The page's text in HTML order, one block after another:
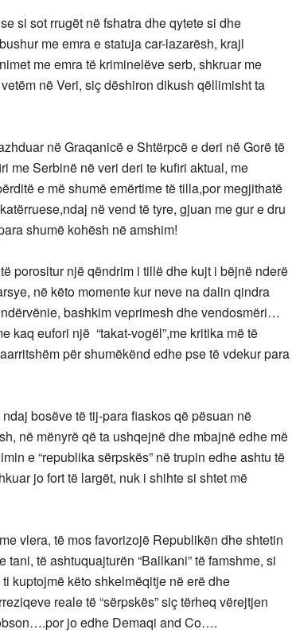
si sot rrugët në fshatra dhe qytete si dhe
me emra e statuja car-lazarësh, krajl
me emra të kriminelëve serb, shkruar me
në Veri, siç dëshiron dikush qëllimisht ta
në Graqanicë e Shtërpcë e deri në Gorë të
me Serbinë në veri deri te kufiri aktual, me
e më shumë emërtime të tilla,por megjithatë
në vend të tyre, gjuan me gur e dru
shumë kohësh në amshim!
porositur një qëndrim i tillë dhe kujt i bëjnë nderë
në këto momente kur neve na dalin qindra
bashkim veprimesh dhe vendosmëri…
kaq eufori një “takat-vogël”,me kritika më të
për shumëkënd edhe pse të vdekur para
bosëve të tij-para fiaskos që pësuan në
në mënyrë që ta ushqejnë dhe mbajnë edhe më
e “republika sërpskës” në trupin edhe ashtu të
jo fort të largët, nuk i shihte si shtet më
vlera, të mos favorizojë Republikën dhe shtetin
të ashtuquajturën “Ballkani” të famshme, si
kuptojmë këto shkelmëqitje në erë dhe
reale të “sërpskës” siç tërheq vërejtjen
jo edhe Demaqi and Co….